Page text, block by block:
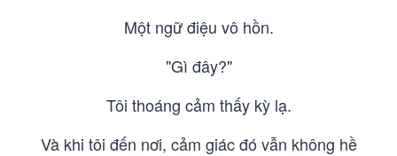
Một ngữ điệu vô hồn.
"Gì đây?"
Tôi thoáng cảm thấy kỳ lạ.
Và khi tôi đến nơi, cảm giác đó vẫn không hề